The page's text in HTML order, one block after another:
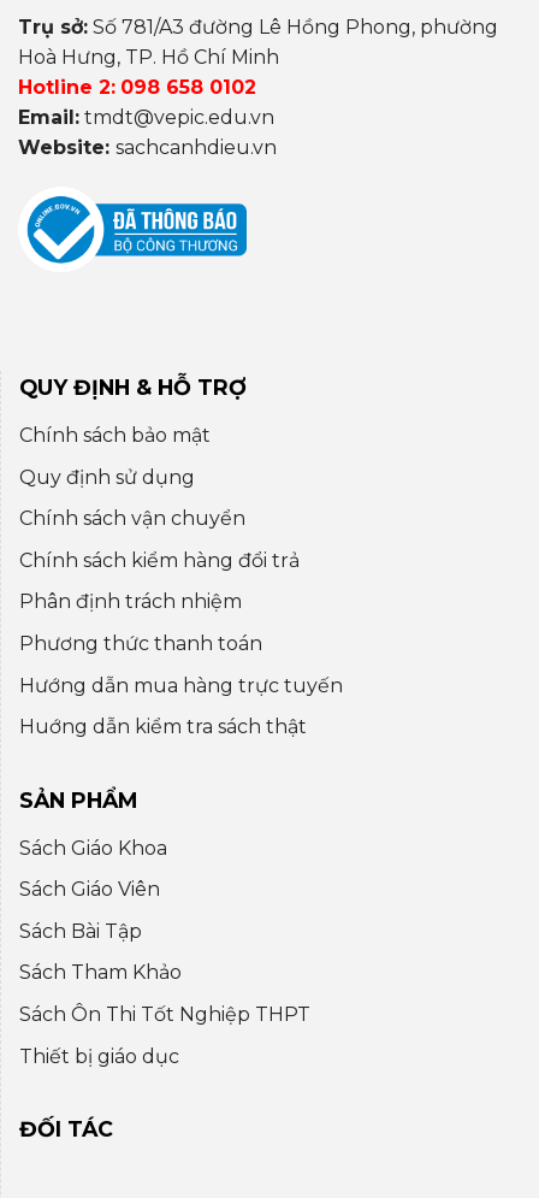
Trụ sở: Số 781/A3 đường Lê Hồng Phong, phường
Hoà Hưng, TP. Hồ Chí Minh
Hotline 2: 098 658 0102
Email: tmdt@vepic.edu.vn
Website: sachcanhdieu.vn
QUY ĐỊNH & HỖ TRỢ
Chính sách bảo mật
Quy định sử dụng
Chính sách vận chuyển
Chính sách kiểm hàng đổi trả
Phân định trách nhiệm
Phương thức thanh toán
Hướng dẫn mua hàng trực tuyến
Huớng dẫn kiểm tra sách thật
SẢN PHẨM
Sách Giáo Khoa
Sách Giáo Viên
Sách Bài Tập
Sách Tham Khảo
Sách Ôn Thi Tốt Nghiệp THPT
Thiết bị giáo dục
ĐỐI TÁC